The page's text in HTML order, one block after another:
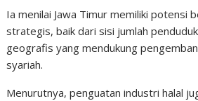
Ia menilai Jawa Timur memiliki potensi
strategis, baik dari sisi jumlah
geografis yang mendukung
syariah.
Menurutnya, penguatan industri halal